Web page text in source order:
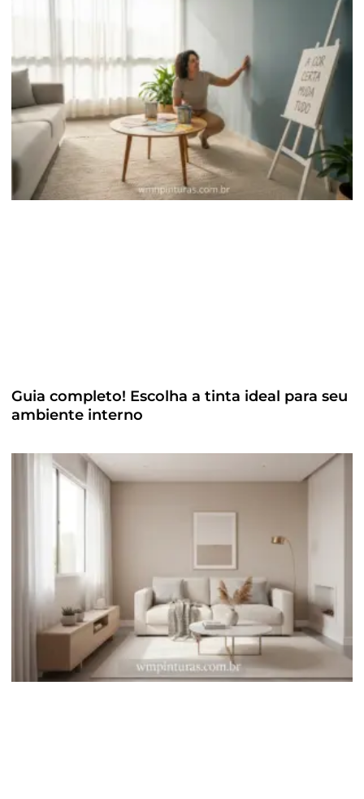
Guia completo! Escolha a tinta ideal para seu
ambiente interno